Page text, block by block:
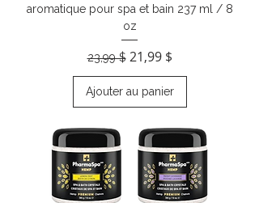
aromatique pour spa et bain 237 ml / 8
oz
Prix original
23,99 $ Prix promotionnel
21,99 $
Ajouter au panier